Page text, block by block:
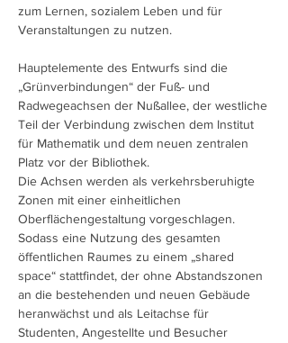
zum Lernen, sozialem Leben und für
Veranstaltungen zu nutzen.
Hauptelemente des Entwurfs sind die
„Grünverbindungen“ der Fuß- und
Radwegeachsen der Nußallee, der westliche
Teil der Verbindung zwischen dem Institut
für Mathematik und dem neuen zentralen
Platz vor der Bibliothek.
Die Achsen werden als verkehrsberuhigte
Zonen mit einer einheitlichen
Oberflächengestaltung vorgeschlagen.
Sodass eine Nutzung des gesamten
öffentlichen Raumes zu einem „shared
space“ stattfindet, der ohne Abstandszonen
an die bestehenden und neuen Gebäude
heranwächst und als Leitachse für
Studenten, Angestellte und Besucher